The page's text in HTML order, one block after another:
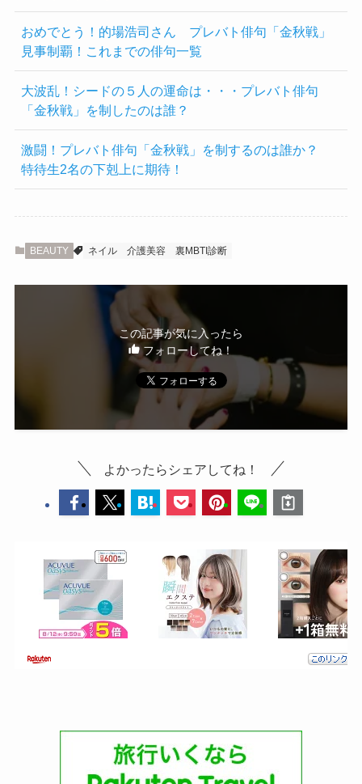
おめでとう！的場浩司さん プレバト俳句「金秋戦」
見事制覇！これまでの俳句一覧
大波乱！シードの５人の運命は・・・プレバト俳句
「金秋戦」を制したのは誰？
激闘！プレバト俳句「金秋戦」を制するのは誰か？
特待生2名の下剋上に期待！
BEAUTY ネイル 介護美容 裏MBTI診断
この記事が気に入ったら
フォローしてね！
よかったらシェアしてね！